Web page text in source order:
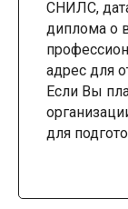
СНИЛС,
диплома о
адрес для
Если Вы
для